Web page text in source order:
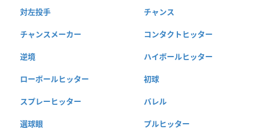
対左投手 チャンス
チャンスメーカー コンタクトヒッター
逆境 ハイボールヒッター
ローボールヒッター 初球
スプレーヒッター バレル
選球眼 プルヒッター